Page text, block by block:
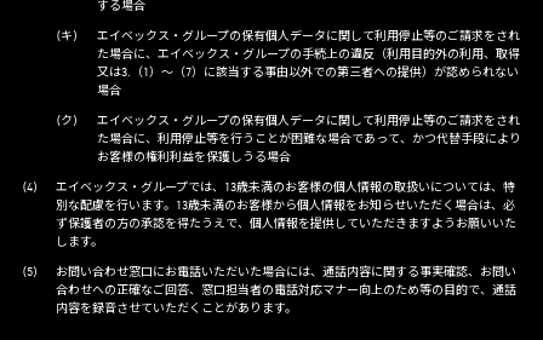
する場合
エイベックス・グループの保有個人データに関して利用停止等のご請求をされ
た場合に、エイベックス・グループの手続上の違反（利用目的外の利用、取得
又は3.（1）～（7）に該当する事由以外での第三者への提供）が認められない
場合
エイベックス・グループの保有個人データに関して利用停止等のご請求をされ
た場合に、利用停止等を行うことが困難な場合であって、かつ代替手段により
お客様の権利利益を保護しうる場合
エイベックス・グループでは、13歳未満のお客様の個人情報の取扱いについては、特
別な配慮を行います。13歳未満のお客様から個人情報をお知らせいただく場合は、必
ず保護者の方の承認を得たうえで、個人情報を提供していただきますようお願いいた
します。
お問い合わせ窓口にお電話いただいた場合には、通話内容に関する事実確認、お問い
合わせへの正確なご回答、窓口担当者の電話対応マナー向上のため等の目的で、通話
内容を録音させていただくことがあります。